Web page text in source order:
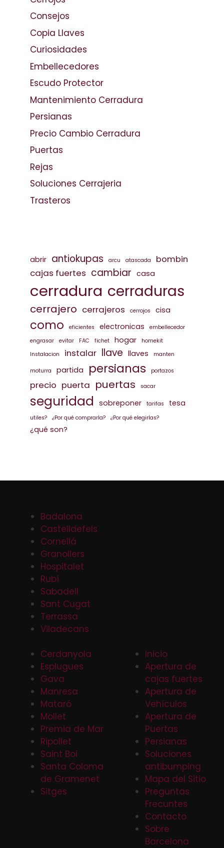
Consejos
Copia Llaves
Curiosidades
Embellecedores
Escudo Protector
Mantenimiento Cerradura
Persianas
Precio Cambio Cerradura
Puertas
Rejas
Soluciones Cerrajeria
Trasteros
abrir antiokupas arcu atascada
bombin
cajas fuertes cambiar casa
cerradura cerraduras
cerrajero cerrajeros cerrojos cisa
como eficientes electronicas
embellecedor
engrasar
evitar FAC fichet hogar
homekit
Instalacion
instalar llave llaves manten
moturra partida persianas portazos
precio puerta puertas sacar
seguridad sobreponer tarifas tesa
utiles? ¿Por qué comprarla? ¿Por qué elegirlas?
¿qué son?
Badalona
Castelldefels
Cornellá
Granollers
Hospitalet
Rubí
Sabadell
Sant Cugat
Terrassa
Viladecans
Cerdanyola
Esplugues
Gava
Manresa
Mataró
Mollet
Premia de Mar
Ripollet
Saint Boi
Santa Coloma
de Gramenet
Sitges
Inicio
Apertura de
cajas fuertes
Apertura de
Vehículos
Apertura de
Puertas
Persianas
Soluciones
antibumping
Mapa del Sitio
Preguntas
Frecuntes
Contacto
Sobre
Barcelona